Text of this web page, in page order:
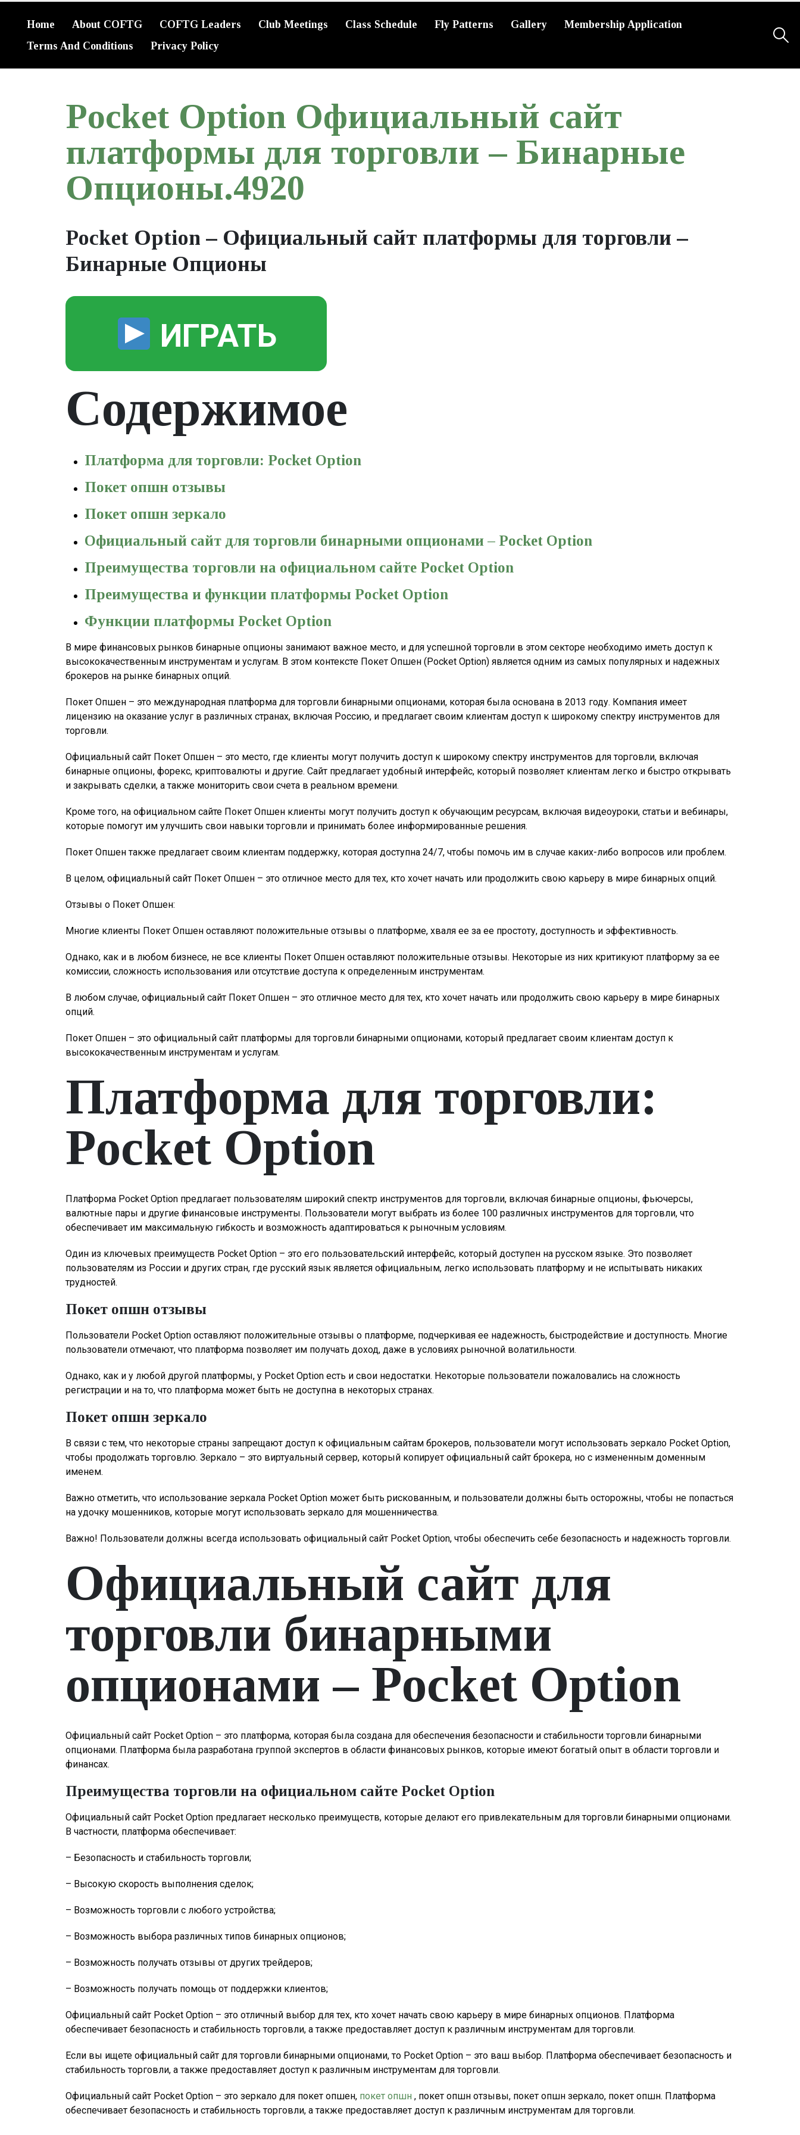
Home About COFTG COFTG Leaders Club Meetings Class Schedule Fly Patterns Gallery
Membership Application
Terms And Conditions
Privacy Policy
Pocket Option Официальный сайт
платформы для торговли – Бинарные
Опционы.4920
Pocket Option – Официальный сайт платформы для торговли –
Бинарные Опционы
ИГРАТЬ
Содержимое
Платформа для торговли: Pocket Option
Покет опшн отзывы
Покет опшн зеркало
Официальный сайт для торговли бинарными опционами – Pocket Option
Преимущества торговли на официальном сайте Pocket Option
Преимущества и функции платформы Pocket Option
Функции платформы Pocket Option
В мире финансовых рынков бинарные опционы занимают важное место, и для успешной торговли в этом секторе необходимо иметь доступ к
высококачественным инструментам и услугам. В этом контексте Покет Опшен (Pocket Option) является одним из самых популярных и надежных
брокеров на рынке бинарных опций.
Покет Опшен – это международная платформа для торговли бинарными опционами, которая была основана в 2013 году. Компания имеет
лицензию на оказание услуг в различных странах, включая Россию, и предлагает своим клиентам доступ к широкому спектру инструментов для
торговли.
Официальный сайт Покет Опшен – это место, где клиенты могут получить доступ к широкому спектру инструментов для торговли, включая
бинарные опционы, форекс, криптовалюты и другие. Сайт предлагает удобный интерфейс, который позволяет клиентам легко и быстро открывать
и закрывать сделки, а также мониторить свои счета в реальном времени.
Кроме того, на официальном сайте Покет Опшен клиенты могут получить доступ к обучающим ресурсам, включая видеоуроки, статьи и вебинары,
которые помогут им улучшить свои навыки торговли и принимать более информированные решения.
Покет Опшен также предлагает своим клиентам поддержку, которая доступна 24/7, чтобы помочь им в случае каких-либо вопросов или проблем.
В целом, официальный сайт Покет Опшен – это отличное место для тех, кто хочет начать или продолжить свою карьеру в мире бинарных опций.
Отзывы о Покет Опшен:
Многие клиенты Покет Опшен оставляют положительные отзывы о платформе, хваля ее за ее простоту, доступность и эффективность.
Однако, как и в любом бизнесе, не все клиенты Покет Опшен оставляют положительные отзывы. Некоторые из них критикуют платформу за ее
комиссии, сложность использования или отсутствие доступа к определенным инструментам.
В любом случае, официальный сайт Покет Опшен – это отличное место для тех, кто хочет начать или продолжить свою карьеру в мире бинарных
опций.
Покет Опшен – это официальный сайт платформы для торговли бинарными опционами, который предлагает своим клиентам доступ к
высококачественным инструментам и услугам.
Платформа для торговли:
Pocket Option
Платформа Pocket Option предлагает пользователям широкий спектр инструментов для торговли, включая бинарные опционы, фьючерсы,
валютные пары и другие финансовые инструменты. Пользователи могут выбрать из более 100 различных инструментов для торговли, что
обеспечивает им максимальную гибкость и возможность адаптироваться к рыночным условиям.
Один из ключевых преимуществ Pocket Option – это его пользовательский интерфейс, который доступен на русском языке. Это позволяет
пользователям из России и других стран, где русский язык является официальным, легко использовать платформу и не испытывать никаких
трудностей.
Покет опшн отзывы
Пользователи Pocket Option оставляют положительные отзывы о платформе, подчеркивая ее надежность, быстродействие и доступность. Многие
пользователи отмечают, что платформа позволяет им получать доход, даже в условиях рыночной волатильности.
Однако, как и у любой другой платформы, у Pocket Option есть и свои недостатки. Некоторые пользователи пожаловались на сложность
регистрации и на то, что платформа может быть не доступна в некоторых странах.
Покет опшн зеркало
В связи с тем, что некоторые страны запрещают доступ к официальным сайтам брокеров, пользователи могут использовать зеркало Pocket Option,
чтобы продолжать торговлю. Зеркало – это виртуальный сервер, который копирует официальный сайт брокера, но с измененным доменным
именем.
Важно отметить, что использование зеркала Pocket Option может быть рискованным, и пользователи должны быть осторожны, чтобы не попасться
на удочку мошенников, которые могут использовать зеркало для мошенничества.
Важно! Пользователи должны всегда использовать официальный сайт Pocket Option, чтобы обеспечить себе безопасность и надежность торговли.
Официальный сайт для
торговли бинарными
опционами – Pocket Option
Официальный сайт Pocket Option – это платформа, которая была создана для обеспечения безопасности и стабильности торговли бинарными
опционами. Платформа была разработана группой экспертов в области финансовых рынков, которые имеют богатый опыт в области торговли и
финансах.
Преимущества торговли на официальном сайте Pocket Option
Официальный сайт Pocket Option предлагает несколько преимуществ, которые делают его привлекательным для торговли бинарными опционами.
В частности, платформа обеспечивает:
– Безопасность и стабильность торговли;
– Высокую скорость выполнения сделок;
– Возможность торговли с любого устройства;
– Возможность выбора различных типов бинарных опционов;
– Возможность получать отзывы от других трейдеров;
– Возможность получать помощь от поддержки клиентов;
Официальный сайт Pocket Option – это отличный выбор для тех, кто хочет начать свою карьеру в мире бинарных опционов. Платформа
обеспечивает безопасность и стабильность торговли, а также предоставляет доступ к различным инструментам для торговли.
Если вы ищете официальный сайт для торговли бинарными опционами, то Pocket Option – это ваш выбор. Платформа обеспечивает безопасность и
стабильность торговли, а также предоставляет доступ к различным инструментам для торговли.
Официальный сайт Pocket Option – это зеркало для покет опшен, покет опшн , покет опшн отзывы, покет опшн зеркало, покет опшн. Платформа
обеспечивает безопасность и стабильность торговли, а также предоставляет доступ к различным инструментам для торговли.